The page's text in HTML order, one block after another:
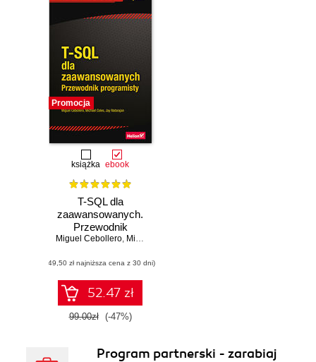
Promocja
książka ebook
T-SQL dla
zaawansowanych.
Przewodnik
programisty.
Miguel Cebollero, Michael Coles
(49,50 zł najniższa cena z 30 dni)
52.47 zł
99.00zł (-47%)
Program partnerski - zarabiaj